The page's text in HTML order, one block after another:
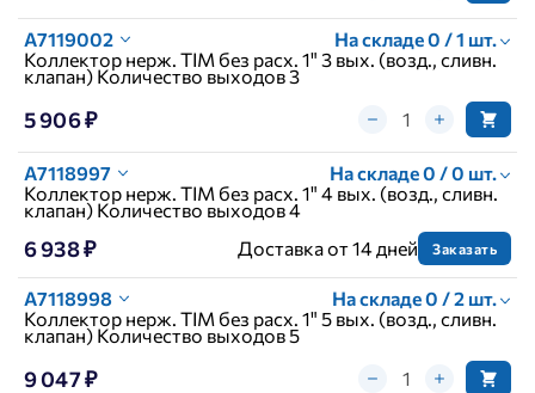
A7119002
На складе 0 / 1 шт.
Коллектор нерж. TIM без расх. 1" 3 вых. (возд., сливн.
клапан) Количество выходов 3
5 906 ₽
A7118997
На складе 0 / 0 шт.
Коллектор нерж. TIM без расх. 1" 4 вых. (возд., сливн.
клапан) Количество выходов 4
6 938 ₽ Доставка от 14 дней Заказать
A7118998
На складе 0 / 2 шт.
Коллектор нерж. TIM без расх. 1" 5 вых. (возд., сливн.
клапан) Количество выходов 5
9 047 ₽